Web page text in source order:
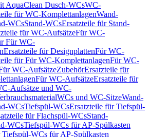
AquaClean Dusch-WCsWC-
für WC-KomplettanlagenWand-
WCsStand-WCsErsatzteile für Stand-
für WC-AufsätzeFür WC-
Für WC-
Ersatzteile für DesignplattenFür WC-
für Für WC-KomplettanlagenFür WC-
WC-AufsätzeZubehörErsatzteile für
Für WC-AufsätzeErsatzteile für
Aufsätze und WC-
WCs und WC-SitzeWand-
WCsTiefspül-WCsErsatzteile für Tiefspül-
für Flachspül-WCsStand-
WCsTiefspül-WCs für AP-Spülkasten
Tiefspül-WCs für AP-Spülkasten